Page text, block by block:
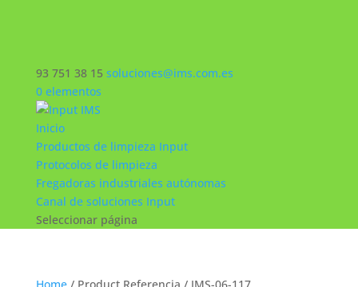
93 751 38 15 soluciones@ims.com.es
0 elementos
Inicio
Productos de limpieza Input
Protocolos de limpieza
Fregadoras industriales autónomas
Canal de soluciones Input
Seleccionar página